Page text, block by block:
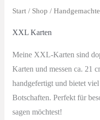
Start/ Shop /
XXL Karten
Meine XXL-Karten sind
Karten und messen ca. 21
handgefertigt und bietet
Botschaften. Perfekt für
sagen möchtest!